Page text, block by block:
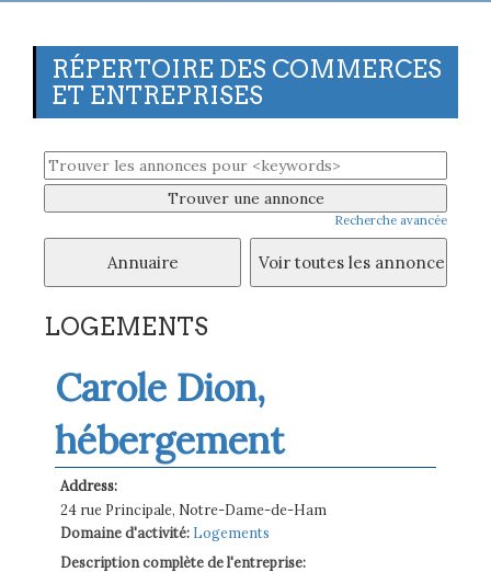
RÉPERTOIRE DES COMMERCES
ET ENTREPRISES
Recherche avancée
LOGEMENTS
Carole Dion,
hébergement
Address:
24 rue Principale, Notre-Dame-de-Ham
Domaine d'activité: Logements
Description complète de l'entreprise: